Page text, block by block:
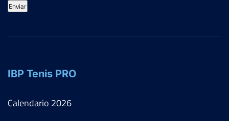
Enviar
IBP Tenis PRO
Calendario 2026